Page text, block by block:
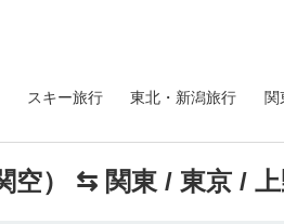
スキー旅行 東北・新潟旅行 関
空） ⇆ 関東 / 東京 / 上